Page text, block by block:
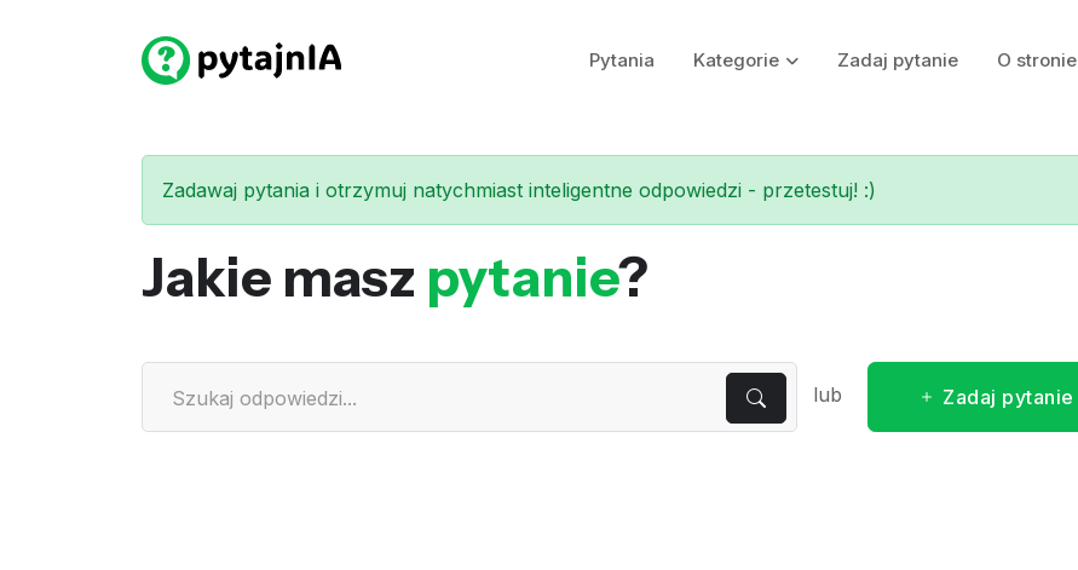
Pytania Kategorie Zadaj pytanie O stronie
Zadawaj pytania i otrzymuj natychmiast inteligentne odpowiedzi - przetestuj! :)
Jakie masz pytanie?
lub Zadaj pytanie